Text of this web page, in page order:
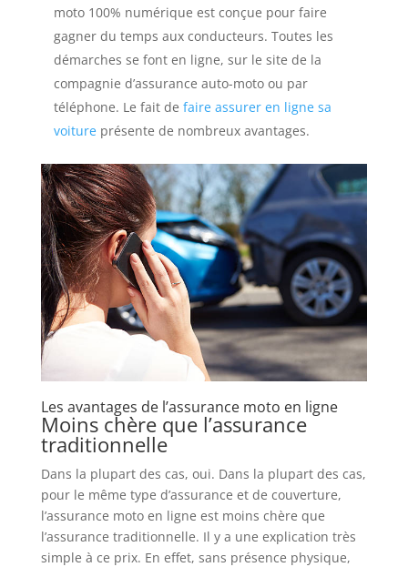
moto 100% numérique est conçue pour faire
gagner du temps aux conducteurs. Toutes les
démarches se font en ligne, sur le site de la
compagnie d’assurance auto-moto ou par
téléphone. Le fait de faire assurer en ligne sa
voitureprésente de nombreux avantages.
Les avantages de l’assurance moto en ligne
Moins chère que l’assurance
traditionnelle
Dans la plupart des cas, oui. Dans la plupart des cas,
pour le même type d’assurance et de couverture,
l’assurance moto en ligne est moins chère que
l’assurance traditionnelle. Il y a une explication très
simple à ce prix. En effet, sans présence physique,